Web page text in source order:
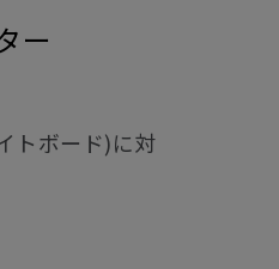
ー
トボード)に対